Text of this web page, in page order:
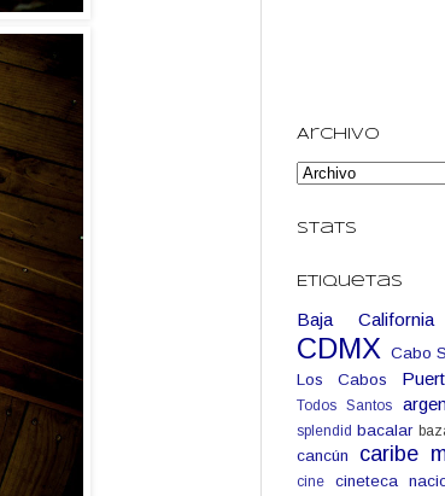
Archivo
Stats
Etiquetas
Baja
CDMX Cabo
Los Cabos
Todos Santos
splendid bacalar
cancún caribe
cine
cineteca